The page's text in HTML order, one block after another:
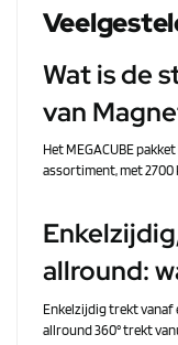
Wat is de
van
Het MEGACUBE
assortiment, met 2700
allround:
Enkelzijdig trekt vanaf
allround 360° trekt